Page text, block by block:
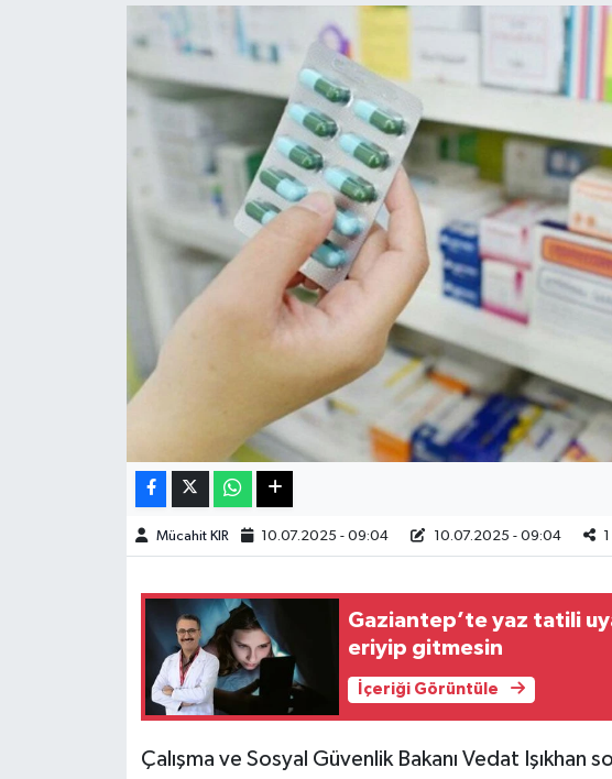
Mücahit KIR 10.07.2025 - 09:04 10.07.2025 - 09:04 1
Gaziantep’te yaz tatili
eriyip gitmesin
İçeriği Görüntüle
Çalışma ve Sosyal Güvenlik Bakanı Vedat Işıkhan
Haberde İnsan
Kültür Sanat
Magazin
SürManşet
Teknoloji
KAHRAMANMARAŞ